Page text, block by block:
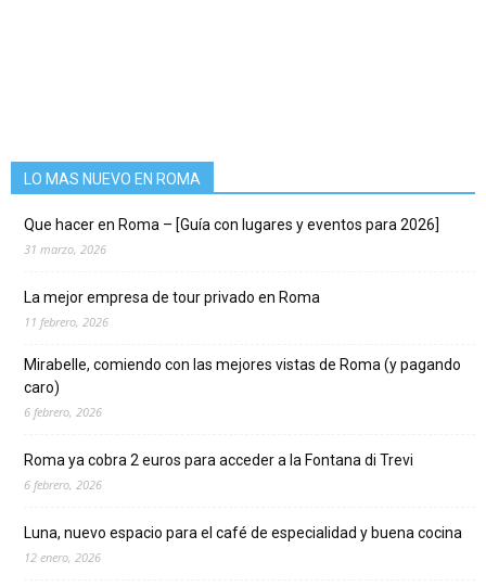
LO MAS NUEVO EN ROMA
Que hacer en Roma – [Guía con lugares y eventos para 2026]
31 marzo, 2026
La mejor empresa de tour privado en Roma
11 febrero, 2026
Mirabelle, comiendo con las mejores vistas de Roma (y pagando
caro)
6 febrero, 2026
Roma ya cobra 2 euros para acceder a la Fontana di Trevi
6 febrero, 2026
Luna, nuevo espacio para el café de especialidad y buena cocina
12 enero, 2026